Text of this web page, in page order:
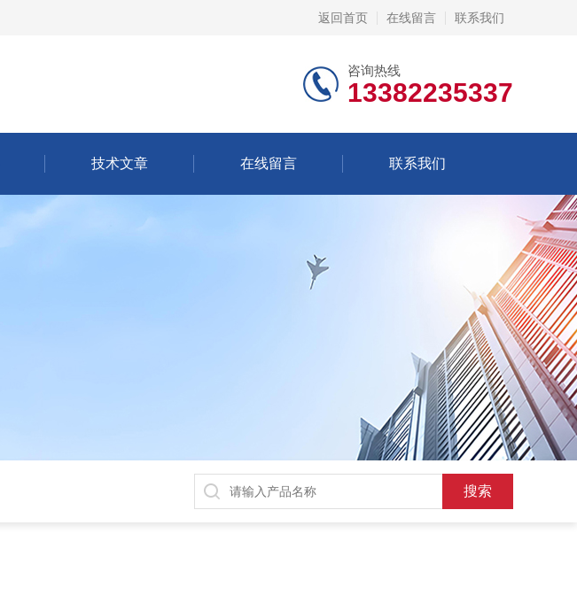
返回首页 在线留言 联系我们
咨询热线
13382235337
技术文章 在线留言 联系我们